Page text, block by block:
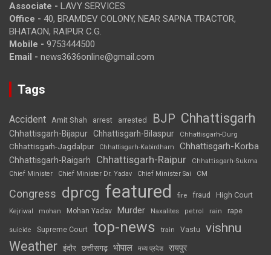
Associate - LAVY SERVICES
Office - 40, BRAMDEV COLONY, NEAR SAPNA TRACTOR,
BHATAON, RAIPUR C.G.
Mobile - 9753444500
Email - news3636online@gmail.com
Tags
Accident Amit Shah arrest arrested BJP Chhattisgarh
Chhattisgarh-Bijapur Chhattisgarh-Bilaspur Chhattisgarh-Durg
Chhattisgarh-Jagdalpur Chhattisgarh-Kabirdham Chhattisgarh-Korba
Chhattisgarh-Raigarh Chhattisgarh-Raipur
Chhattisgarh-Sukma
Chief Minister
Chief Minister Dr. Yadav Chief Minister Sai CM
Congress dprcg featured fire fraud High Court
Kejriwal mohan Mohan Yadav Murder Naxalites petrol rain rape
suicide Supreme Court top-news train Vastu vishnu
Weather इंदौर छत्तीसगढ़ भोपाल मध्य प्रदेश रायपुर